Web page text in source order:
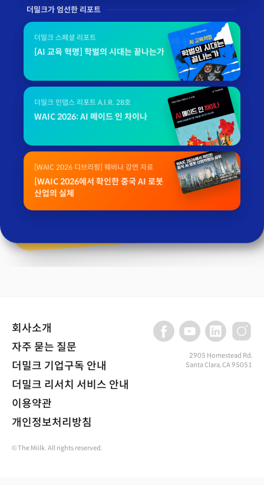
더밀크가 엄선한 리포트
더밀크 스페셜 리포트
[AI 교육 혁명] 학벌의 시대는 끝나는가
더밀크 인뎁스 리포트 A.I.R. 28호
WAIC 2026: AI 메이드 인 차이나
[WAIC 2026 디브리핑] 웨비나 강연 자료
[WAIC 2026에서 확인한 중국 AI 로봇
산업의 실체
회사소개
자주 묻는 질문
더밀크 기업구독 안내
더밀크 리서치 서비스 안내
이용약관
개인정보처리방침
2905 Homestead Rd,
Santa Clara, CA 95051
© The Miilk. All rights reserved.